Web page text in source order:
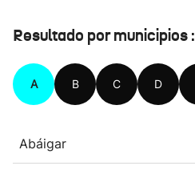
Resultado por municipios
A B C D
Abáigar